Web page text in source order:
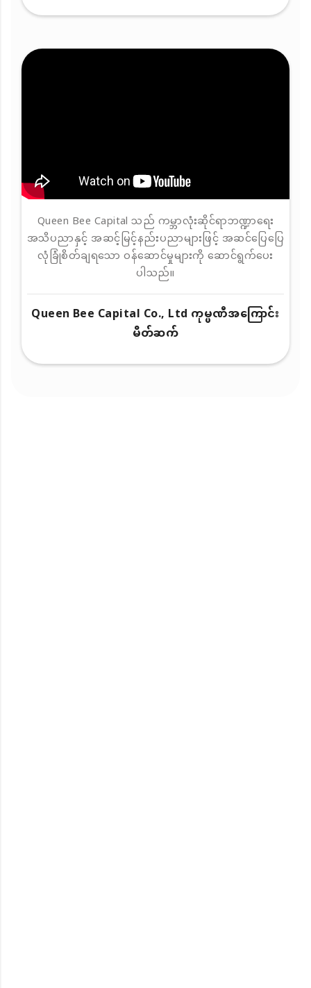
Queen Bee Capital သည် ကမ္ဘာလုံးဆိုင်ရာဘဏ္ဍာရေး
အသိပညာနှင့် အဆင့်မြင့်နည်းပညာများဖြင့် အဆင်ပြေပြေ
လုံခြုံစိတ်ချရသော ဝန်ဆောင်မှုများကို ဆောင်ရွက်ပေး
ပါသည်။
Queen Bee Capital Co., Ltd ကုမ္ပဏီအကြောင်း
မိတ်ဆက်